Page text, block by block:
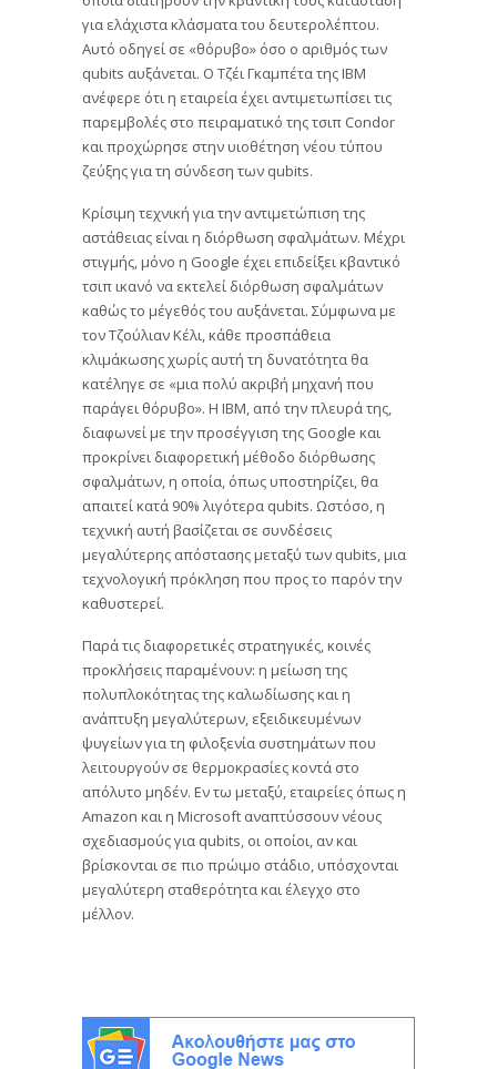
για ελάχιστα κλάσματα του δευτερολέπτου.
Αυτό οδηγεί σε «θόρυβο» όσο ο αριθμός των
qubits αυξάνεται. Ο Τζέι Γκαμπέτα της IBM
ανέφερε ότι η εταιρεία έχει αντιμετωπίσει τις
παρεμβολές στο πειραματικό της τσιπ Condor
και προχώρησε στην υιοθέτηση νέου τύπου
ζεύξης για τη σύνδεση των qubits.
Κρίσιμη τεχνική για την αντιμετώπιση της
αστάθειας είναι η διόρθωση σφαλμάτων. Μέχρι
στιγμής, μόνο η Google έχει επιδείξει κβαντικό
τσιπ ικανό να εκτελεί διόρθωση σφαλμάτων
καθώς το μέγεθός του αυξάνεται. Σύμφωνα με
τον Τζούλιαν Κέλι, κάθε προσπάθεια
κλιμάκωσης χωρίς αυτή τη δυνατότητα θα
κατέληγε σε «μια πολύ ακριβή μηχανή που
παράγει θόρυβο». Η IBM, από την πλευρά της,
διαφωνεί με την προσέγγιση της Google και
προκρίνει διαφορετική μέθοδο διόρθωσης
σφαλμάτων, η οποία, όπως υποστηρίζει, θα
απαιτεί κατά 90% λιγότερα qubits. Ωστόσο, η
τεχνική αυτή βασίζεται σε συνδέσεις
μεγαλύτερης απόστασης μεταξύ των qubits, μια
τεχνολογική πρόκληση που προς το παρόν την
καθυστερεί.
Παρά τις διαφορετικές στρατηγικές, κοινές
προκλήσεις παραμένουν: η μείωση της
πολυπλοκότητας της καλωδίωσης και η
ανάπτυξη μεγαλύτερων, εξειδικευμένων
ψυγείων για τη φιλοξενία συστημάτων που
λειτουργούν σε θερμοκρασίες κοντά στο
απόλυτο μηδέν. Εν τω μεταξύ, εταιρείες όπως η
Amazon και η Microsoft αναπτύσσουν νέους
σχεδιασμούς για qubits, οι οποίοι, αν και
βρίσκονται σε πιο πρώιμο στάδιο, υπόσχονται
μεγαλύτερη σταθερότητα και έλεγχο στο
μέλλον.